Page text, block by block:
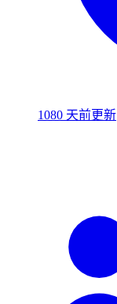
1080 天前更新